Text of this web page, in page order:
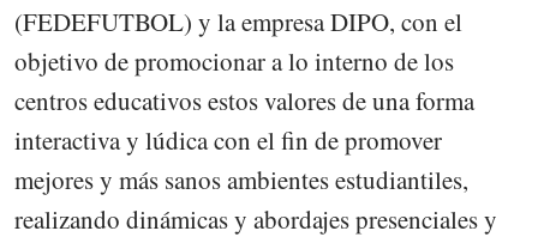
(FEDEFUTBOL) y la empresa DIPO, con el
objetivo de promocionar a lo interno de los
centros educativos estos valores de una forma
interactiva y lúdica con el fin de promover
mejores y más sanos ambientes estudiantiles,
realizando dinámicas y abordajes presenciales y